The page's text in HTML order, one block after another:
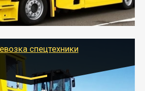
подобрав оптимальный маршрут с
по пути следования.
спецтехники